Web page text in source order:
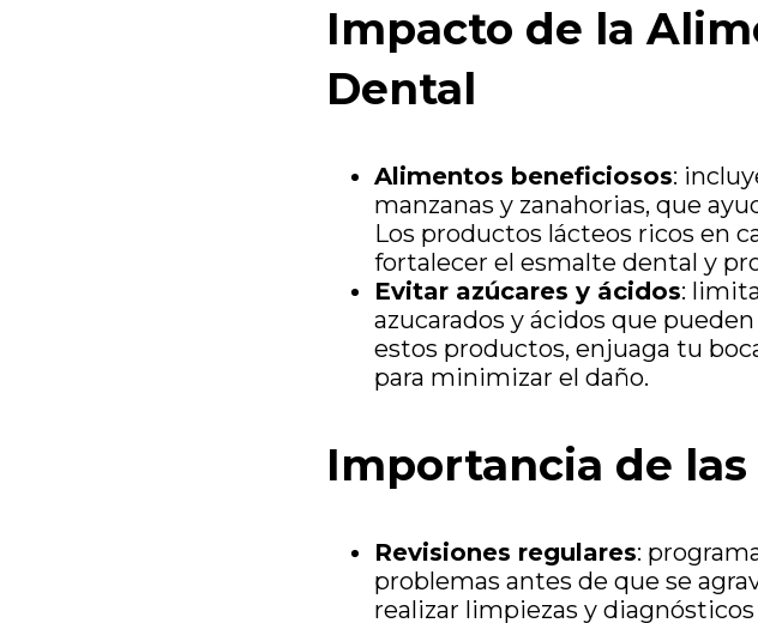
Impacto de la
Dental
Alimentos beneficiosos:
manzanas y zanahorias, que
Los productos lácteos ricos en
fortalecer el esmalte dental y
Evitar azúcares y ácidos:
azucarados y ácidos que
estos productos, enjuaga tu
para minimizar el daño.
Importancia de
Revisiones regulares:
problemas antes de que se
realizar limpiezas y